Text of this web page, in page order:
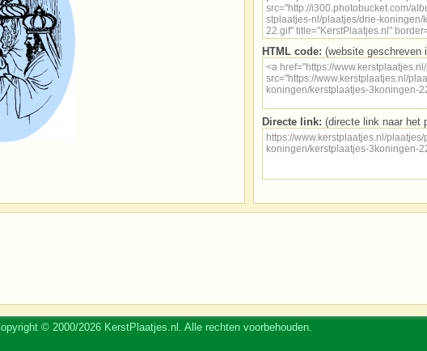
HTML code: (website geschreven
Directe link: (directe link naar het
© 2000/2026 KerstPlaatjes.nl. Alle rechten voorbehouden.